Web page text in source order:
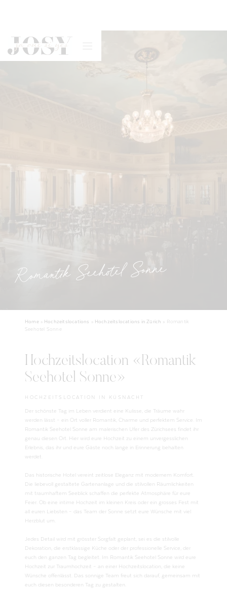
Romantik Seehotel Sonne
Home Hochzeitslocations Hochzeitslocations in Zürich
Romantik
Seehotel Sonne
Hochzeitslocation «Romantik
Seehotel Sonne»
HOCHZEITSLOCATION IN KÜSNACHT
Der schönste Tag im Leben verdient eine Kulisse, die Träume wahr
werden lässt – ein Ort voller Romantik, Charme und perfektem Service. Im
Romantik Seehotel Sonne am malerischen Ufer des Zürichsees findet ihr
genau diesen Ort. Hier wird eure Hochzeit zu einem unvergesslichen
Erlebnis, das ihr und eure Gäste noch lange in Erinnerung behalten
werdet.
Das historische Hotel vereint zeitlose Eleganz mit modernem Komfort.
Die liebevoll gestaltete Gartenanlage und die stilvollen Räumlichkeiten
mit traumhaftem Seeblick schaffen die perfekte Atmosphäre für eure
Feier. Ob eine intime Hochzeit im kleinen Kreis oder ein grosses Fest mit
all euren Liebsten – das Team der Sonne setzt eure Wünsche mit viel
Herzblut um.
Jedes Detail wird mit grösster Sorgfalt geplant, sei es die stilvolle
Dekoration, die erstklassige Küche oder der professionelle Service, der
euch den ganzen Tag begleitet. Im Romantik Seehotel Sonne wird eure
Hochzeit zur Traumhochzeit – an einer Hochzeitslocation, die keine
Wünsche offenlässt. Das sonnige Team freut sich darauf, gemeinsam mit
euch diesen besonderen Tag zu gestalten.